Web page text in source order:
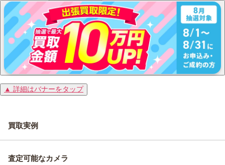
▲ 詳細はバナーをタップ
買取実例
査定可能なカメラ